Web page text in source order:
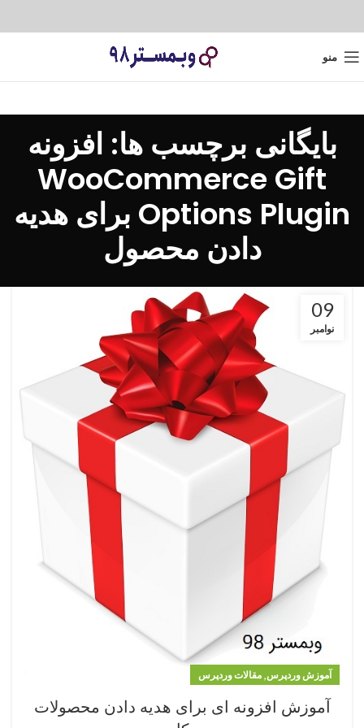
منو
بایگانی برچسب ها: افزونه
WooCommerce Gift
Options Plugin برای هدیه
دادن محصول
09
نوامبر
آموزش وردپرس, مقالات وردپرس
آموزش افزونه ای برای هدیه دادن محصولات